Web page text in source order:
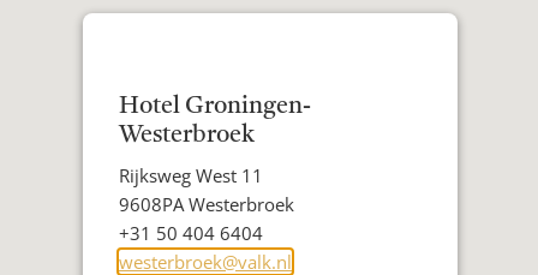
Hotel Groningen-
Westerbroek
Adres
Rijksweg West 11
Postcode
Woonplaats
9608PA Westerbroek
Telefoon
+31 50 404 6404
E-
westerbroek@valk.nl